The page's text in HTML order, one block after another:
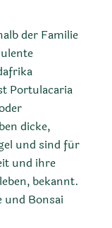
der Familie
Portulacaria
dicke,
und sind für
und ihre
bekannt.
und Bonsai